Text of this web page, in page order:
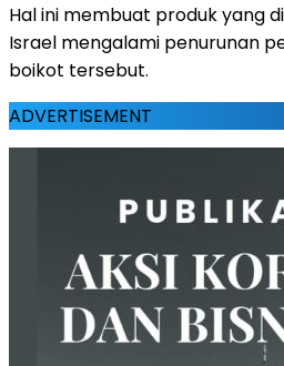
Hal ini membuat produk yang
Israel mengalami penurunan
boikot tersebut.
ADVERTISEMENT